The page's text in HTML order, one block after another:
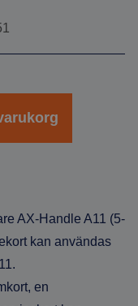
AX-Handle A11 (5-
kan användas
en